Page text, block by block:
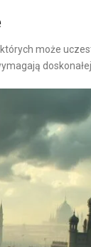
może